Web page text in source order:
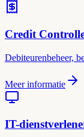
Credit
Debiteurenbeheer,
Meer informatie
IT-